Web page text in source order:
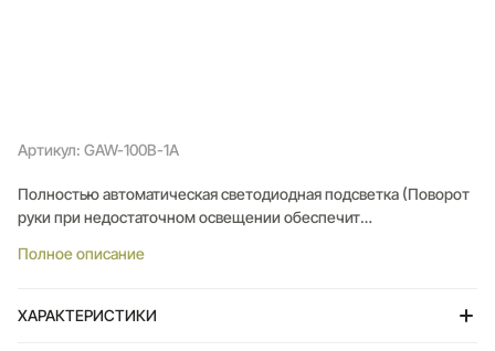
Артикул: GAW-100B-1A
Полностью автоматическая светодиодная подсветка (Поворот
руки при недостаточном освещении обеспечит
Ударопрочность (Ударопрочная конструкция защищает
Солнечный аккумулятор (Аккумулятор, подзаряжаемый от
Полное описание
ХАРАКТЕРИСТИКИ